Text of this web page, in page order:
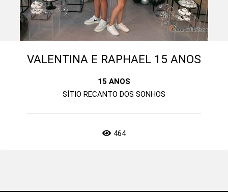
VALENTINA E RAPHAEL 15 ANOS
15 ANOS
SÍTIO RECANTO DOS SONHOS
464